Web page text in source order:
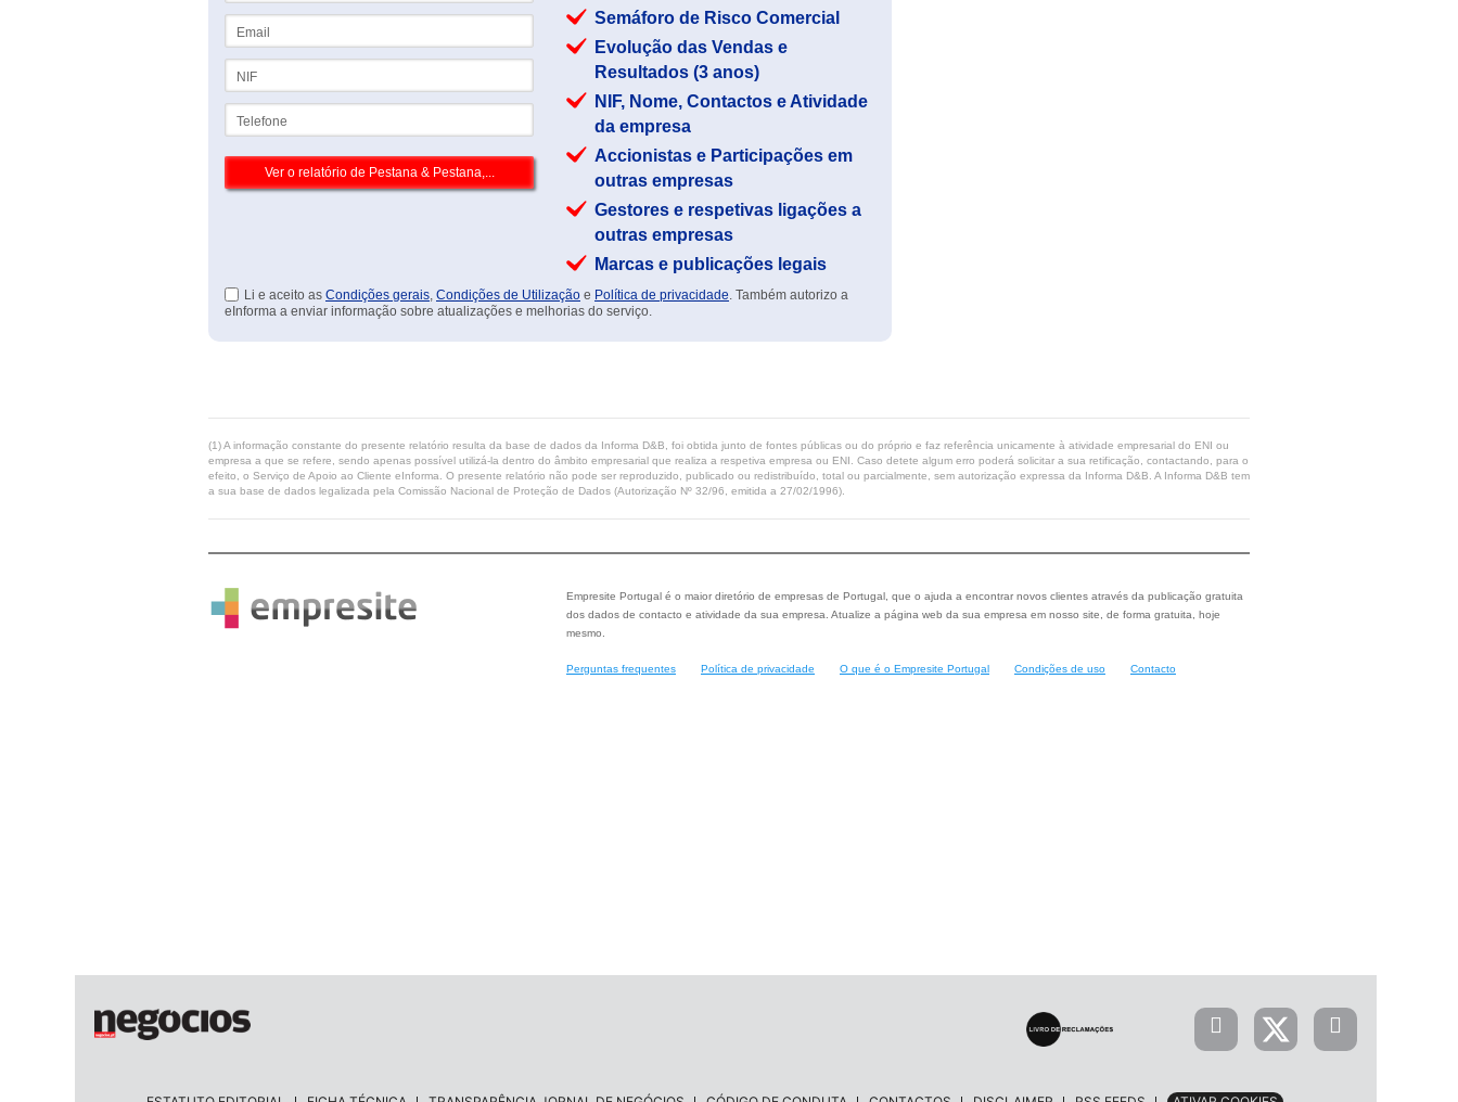
Semáforo de Risco Comercial
Evolução das Vendas e
Resultados (3 anos)
NIF, Nome, Contactos e Atividade
da empresa
Accionistas e Participações em
outras empresas
Gestores e respetivas ligações a
outras empresas
Marcas e publicações legais
Li e aceito as Condições gerais, Condições de Utilização e Política de privacidade. Também autorizo a
eInforma a enviar informação sobre atualizações e melhorias do serviço.
(1) A informação constante do presente relatório resulta da base de dados da Informa D&B, foi obtida junto de fontes públicas ou do próprio e faz referência unicamente à atividade empresarial do ENI ou
empresa a que se refere, sendo apenas possível utilizá-la dentro do âmbito empresarial que realiza a respetiva empresa ou ENI. Caso detete algum erro poderá solicitar a sua retificação, contactando, para o
efeito, o Serviço de Apoio ao Cliente eInforma. O presente relatório não pode ser reproduzido, publicado ou redistribuído, total ou parcialmente, sem autorização expressa da Informa D&B. A Informa D&B tem
a sua base de dados legalizada pela Comissão Nacional de Proteção de Dados (Autorização Nº 32/96, emitida a 27/02/1996).
Empresite Portugal é o maior diretório de empresas de Portugal, que o ajuda a encontrar novos clientes através da publicação gratuita
dos dados de contacto e atividade da sua empresa. Atualize a página web da sua empresa em nosso site, de forma gratuita, hoje
mesmo.
Perguntas frequentes Política de privacidade O que é o Empresite Portugal Condições de uso Contacto